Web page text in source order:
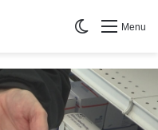
Menu
Switch skin